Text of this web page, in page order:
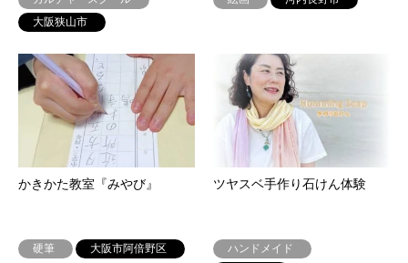
大阪狭山市
かきかた教室『みやび』
硬筆 大阪市阿倍野区
ツヤスベ手作り石けん体験
ハンドメイド